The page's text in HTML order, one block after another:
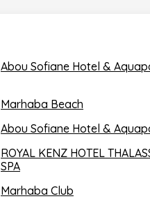
Abou Sofiane Hotel &
Marhaba Beach
Abou Sofiane Hotel &
ROYAL KENZ HOTEL
SPA
Marhaba Club